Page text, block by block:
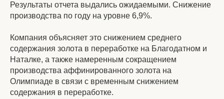
Результаты отчета выдались ожидаемыми. Снижение
производства по году на уровне 6,9%.
Компания объясняет это снижением среднего
содержания золота в переработке на Благодатном и
Наталке, а также намеренным сокращением
производства аффинированного золота на
Олимпиаде в связи с временным снижением
содержания в переработке.